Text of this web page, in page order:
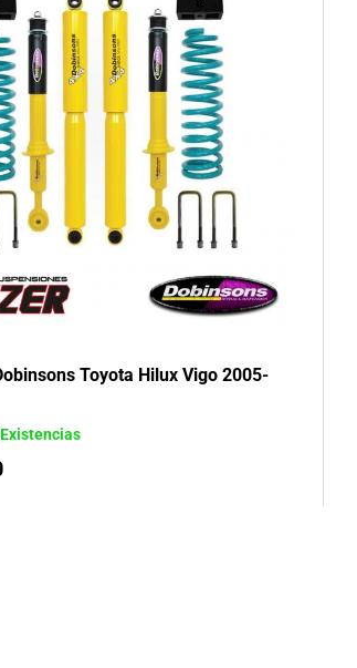
Toyota Hilux Vigo 2005-
Existencias